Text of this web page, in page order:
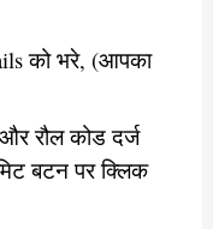
को भरे, (आपका
रौल कोड दर्ज
बटन पर क्लिक